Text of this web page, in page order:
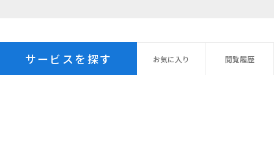
サービスを探す お気に 入り 閲覧履歴
プライバシーポリシー
パーソナルデータ指針